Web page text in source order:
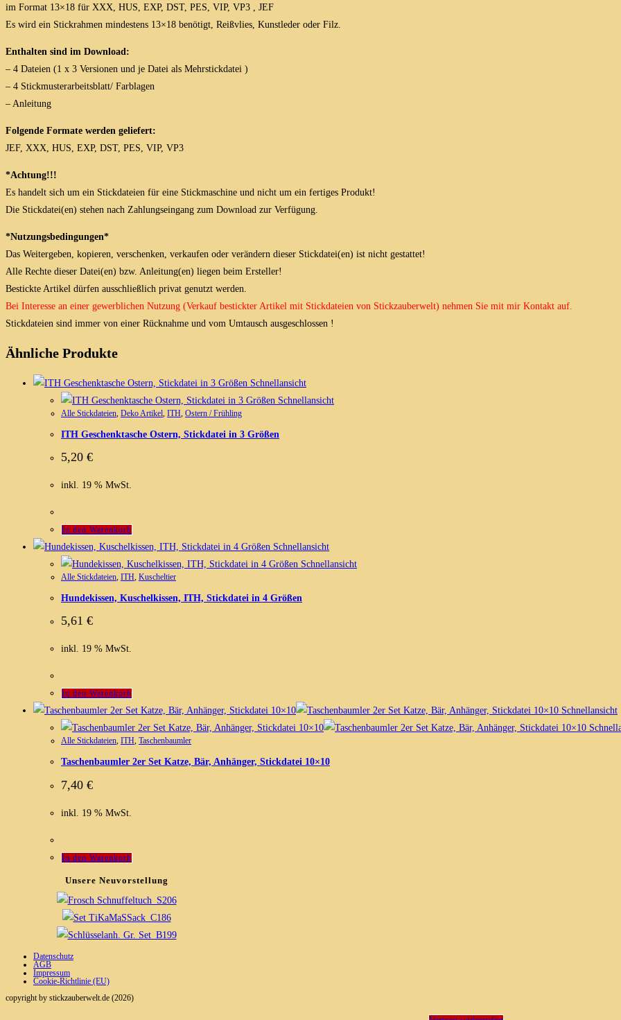
im Format 13×18 für XXX, HUS, EXP, DST, PES, VIP, VP3 , JEF
Es wird ein Stickrahmen mindestens 13×18 benötigt, Reißvlies, Kunstleder oder Filz.
Enthalten sind im Download:
– 4 Dateien (1 x 3 Versionen und je Datei als Mehrstickdatei )
– 4 Stickmusterarbeitsblatt/ Farblagen
– Anleitung
Folgende Formate werden geliefert:
JEF, XXX, HUS, EXP, DST, PES, VIP, VP3
*Achtung!!!
Es handelt sich um ein Stickdateien für eine Stickmaschine und nicht um ein fertiges Produkt!
Die Stickdatei(en) stehen nach Zahlungseingang zum Download zur Verfügung.
*Nutzungsbedingungen*
Das Weitergeben, kopieren, verschenken, verkaufen oder verändern dieser Stickdatei(en) ist nicht gestattet!
Alle Rechte dieser Datei(en) bzw. Anleitung(en) liegen beim Ersteller!
Bestickte Artikel dürfen ausschließlich privat genutzt werden.
Bei Interesse an einer gewerblichen Nutzung (Verkauf bestickter Artikel mit Stickdateien von Stickzauberwelt) nehmen Sie mit mir Kontakt auf.
Stickdateien sind immer von einer Rücknahme und vom Umtausch ausgeschlossen !
Ähnliche Produkte
Schnellansicht
Schnellansicht
Alle Stickdateien, Deko Artikel, ITH, Ostern / Frühling
ITH Geschenktasche Ostern, Stickdatei in 3 Größen
5,20 €
inkl. 19 % MwSt.
In den Warenkorb
Schnellansicht
Schnellansicht
Alle Stickdateien, ITH, Kuscheltier
Hundekissen, Kuschelkissen, ITH, Stickdatei in 4 Größen
5,61 €
inkl. 19 % MwSt.
In den Warenkorb
Schnellansicht
Alle Stickdateien, ITH, Taschenbaumler
Taschenbaumler 2er Set Katze, Bär, Anhänger, Stickdatei 10×10
7,40 €
inkl. 19 % MwSt.
In den Warenkorb
Unsere Neuvorstellung
Datenschutz
AGB
Impressum
Cookie-Richtlinie (EU)
copyright by stickzauberwelt.de (2026)